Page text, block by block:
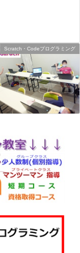
Scratch・Codeプログラミング